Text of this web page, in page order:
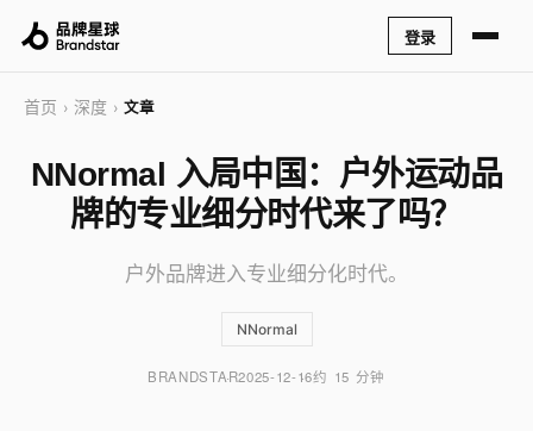
登录
首页 › 深度 › 文章
NNormal 入局中国：户外运动品
牌的专业细分时代来了吗？
户外品牌进入专业细分化时代。
NNormal
BRANDSTAR2025-12-16约 15 分钟